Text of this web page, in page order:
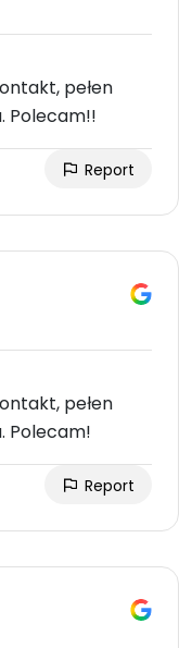
pełen
Polecam!!
Report
pełen
Polecam!
Report